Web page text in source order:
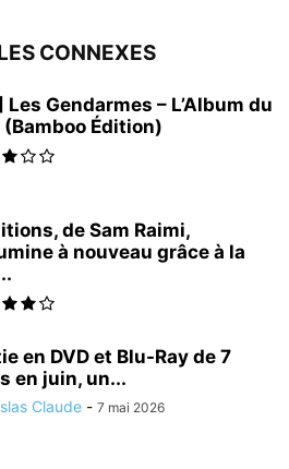
CONNEXES
Les Gendarmes – L’Album du
Édition)
de Sam Raimi,
à nouveau grâce à la
en DVD et Blu-Ray de 7
en juin, un...
Claude - 7 mai 2026